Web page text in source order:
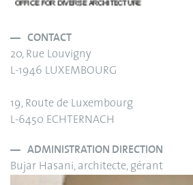
CONTACT
20, Rue Louvigny
L-1946 LUXEMBOURG
19, Route de Luxembourg
L-6450 ECHTERNACH
ADMINISTRATION DIRECTION
Bujar Hasani, architecte, gérant